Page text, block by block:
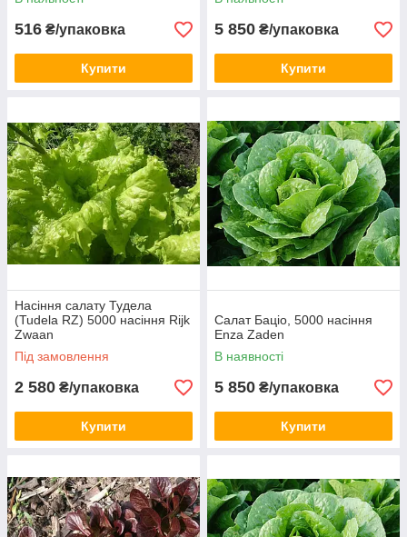
516 ₴/упаковка
Купити
5 850 ₴/упаковка
Купити
Насіння салату Тудела
(Tudela RZ) 5000 насіння Rijk
Zwaan
Під замовлення
2 580 ₴/упаковка
Купити
Салат Баціо, 5000 насіння
Enza Zaden
В наявності
5 850 ₴/упаковка
Купити